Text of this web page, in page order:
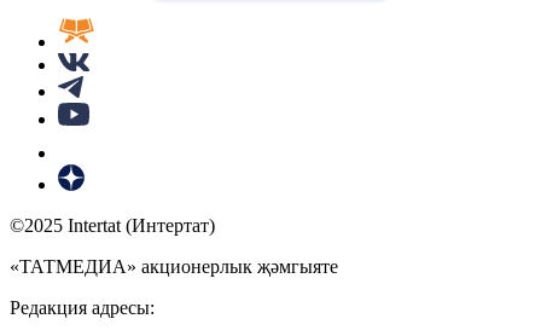
©2025 Intertat (Интертат)
«ТАТМЕДИА» акционерлык җәмгыяте
Редакция адресы: